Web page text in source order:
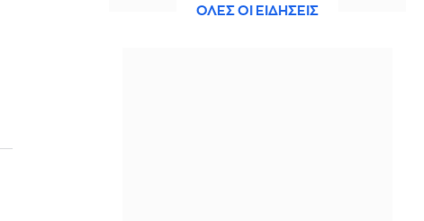
ΟΛΕΣ ΟΙ ΕΙΔΗΣΕΙΣ